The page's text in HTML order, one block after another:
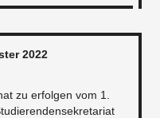
2022
zu erfolgen vom 1.